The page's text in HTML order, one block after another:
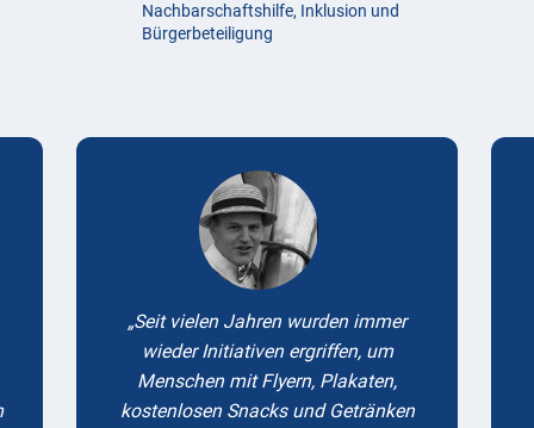
Nachbarschaftshilfe, Inklusion und
Bürgerbeteiligung
Testimonials
Seit vielen Jahren wurden immer
wieder Initiativen ergriffen, um
Menschen mit Flyern, Plakaten,
kostenlosen Snacks und Getränken